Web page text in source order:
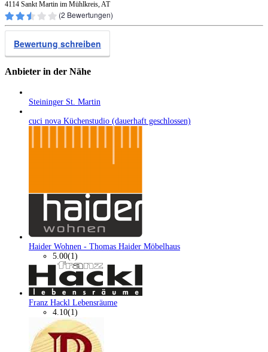
4114 Sankt Martin im Mühlkreis, AT
(2 Bewertungen)
Bewertung schreiben
Anbieter in der Nähe
Steininger St. Martin
cuci nova Küchenstudio (dauerhaft geschlossen)
Haider Wohnen - Thomas Haider Möbelhaus
5.00(1)
Franz Hackl Lebensräume
4.10(1)